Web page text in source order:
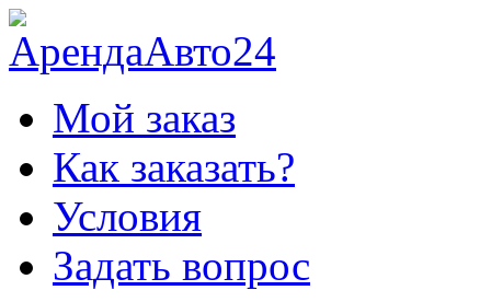
Мой заказ
Как заказать?
Условия
Задать вопрос